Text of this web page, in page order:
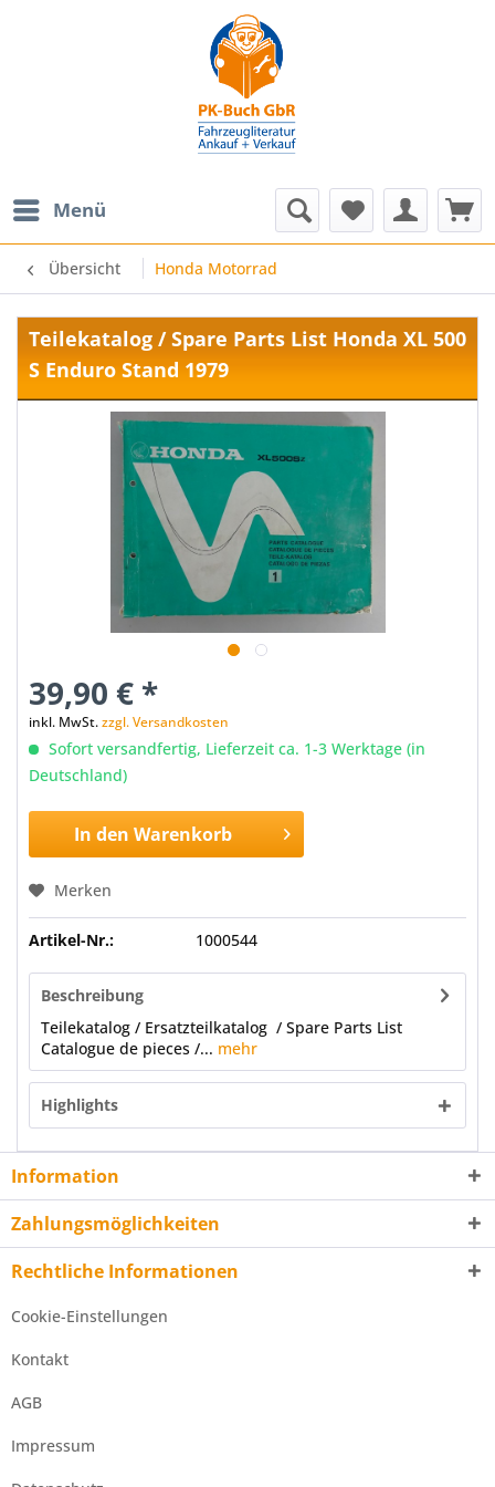
Menü
Übersicht Honda Motorrad
Teilekatalog / Spare Parts List Honda XL 500
S Enduro Stand 1979
39,90 € *
inkl. MwSt.zzgl. Versandkosten
Sofort versandfertig, Lieferzeit ca. 1-3 Werktage (in
Deutschland)
In den Warenkorb
Merken
Artikel-Nr.: 1000544
Beschreibung
Teilekatalog / Ersatzteilkatalog / Spare Parts List
Catalogue de pieces /... mehr
Highlights
Information
Zahlungsmöglichkeiten
Rechtliche Informationen
Cookie-Einstellungen
Kontakt
AGB
Impressum